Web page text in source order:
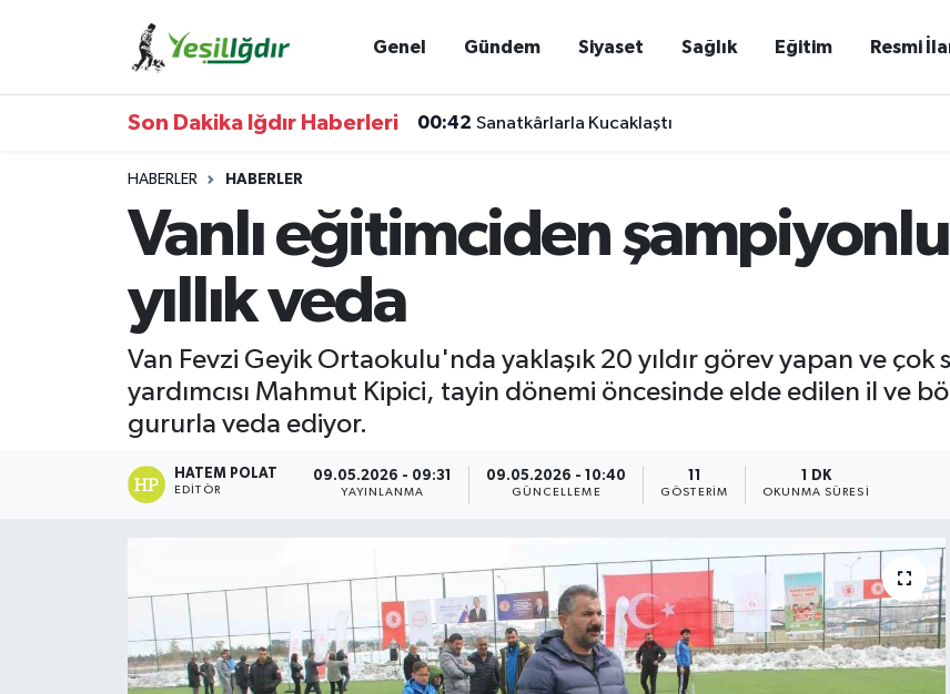
Genel Gündem Siyaset Sağlık Eğitim Resmi
Son Dakika Iğdır Haberleri 00:42 Sanatkârlarla Kucaklaştı
HABERLER HABERLER
Vanlı eğitimciden
yıllık veda
Van Fevzi Geyik Ortaokulu'nda yaklaşık 20 yıldır görev yapan ve
yardımcısı Mahmut Kipici, tayin dönemi öncesinde elde edilen il ve
gururla veda ediyor.
HATEM POLAT
EDITÖR
09.05.2026 - 09:31
YAYINLANMA
09.05.2026 - 10:40
GÜNCELLEME GÖSTERIM
1 DK
OKUNMA SÜRESI
Iğdır Trafik Yoğunluk Haritası
Süper Lig Puan Durumu ve Fikstür
Tüm Manşetler
Son Dakika Haberleri
Haber Arşivi